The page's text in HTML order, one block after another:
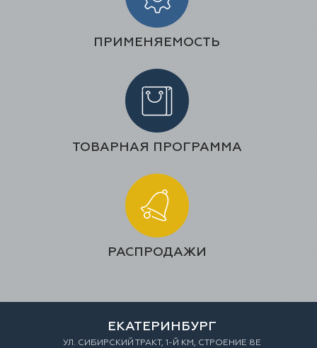
ПРИМЕНЯЕМОСТЬ
ТОВАРНАЯ ПРОГРАММА
РАСПРОДАЖИ
ЕКАТЕРИНБУРГ
УЛ. СИБИРСКИЙ ТРАКТ, 1-Й КМ, СТРОЕНИЕ 8Е